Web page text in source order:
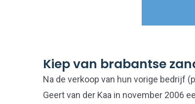
Kiep van brabantse
Na de verkoop van hun vorige bedrijf
Geert van der Kaa in november 2006